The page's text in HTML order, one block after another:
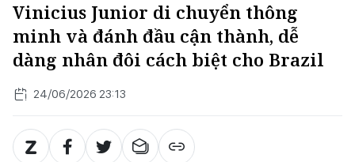
Vinicius Junior di chuyển thông
minh và đánh đầu cận thành, dễ
dàng nhân đôi cách biệt cho Brazil
24/06/2026 23:13